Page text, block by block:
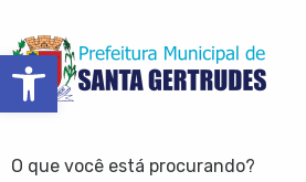
Barra de Ferramentas Aberta
O que você está procurando?